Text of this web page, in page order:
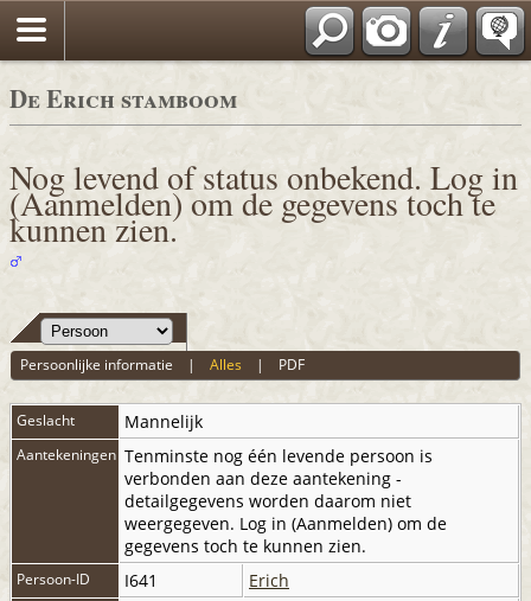
De Erich stamboom
Nog levend of status onbekend. Log in
(Aanmelden) om de gegevens toch te
kunnen zien.
Persoonlijke informatie |Alles | PDF
Geslacht Mannelijk
Aantekeningen Tenminste nog één levende persoon is
verbonden aan deze aantekening -
detailgegevens worden daarom niet
weergegeven. Log in (Aanmelden) om de
gegevens toch te kunnen zien.
Persoon-ID I641 Erich